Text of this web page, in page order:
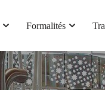
Formalités